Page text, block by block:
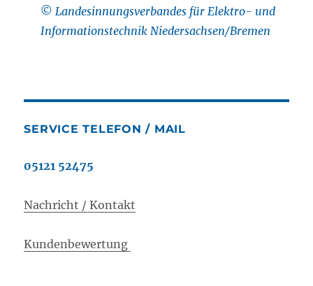
©Landesinnungsverbandes für Elektro- und
Informationstechnik Niedersachsen/Bremen
SERVICE TELEFON / MAIL
05121 52475
Nachricht / Kontakt
Kundenbewertung